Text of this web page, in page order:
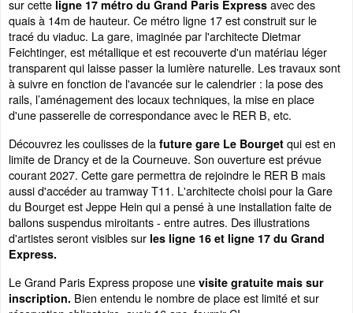
sur cette ligne 17 métro du Grand Paris Express avec des
quais à 14m de hauteur. Ce métro ligne 17 est construit sur le
tracé du viaduc. La gare, imaginée par l'architecte Dietmar
Feichtinger, est métallique et est recouverte d'un matériau léger
transparent qui laisse passer la lumière naturelle. Les travaux sont
à suivre en fonction de l'avancée sur le calendrier : la pose des
rails, l’aménagement des locaux techniques, la mise en place
d'une passerelle de correspondance avec le RER B, etc.
Découvrez les coulisses de la future gare Le Bourget qui est en
limite de Drancy et de la Courneuve. Son ouverture est prévue
courant 2027. Cette gare permettra de rejoindre le RER B mais
aussi d'accéder au tramway T11. L'architecte choisi pour la Gare
du Bourget est Jeppe Hein qui a pensé à une installation faite de
ballons suspendus miroitants - entre autres. Des illustrations
d'artistes seront visibles sur les ligne 16 et ligne 17 du Grand
Express.
Le Grand Paris Express propose une visite gratuite mais sur
inscription. Bien entendu le nombre de place est limité et sur